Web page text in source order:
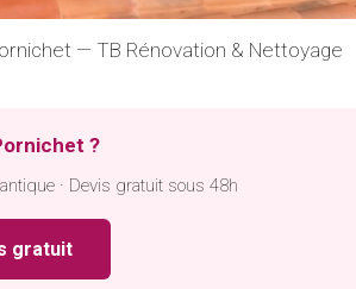
— TB Rénovation & Nettoyage
?
· Devis gratuit sous 48h
gratuit